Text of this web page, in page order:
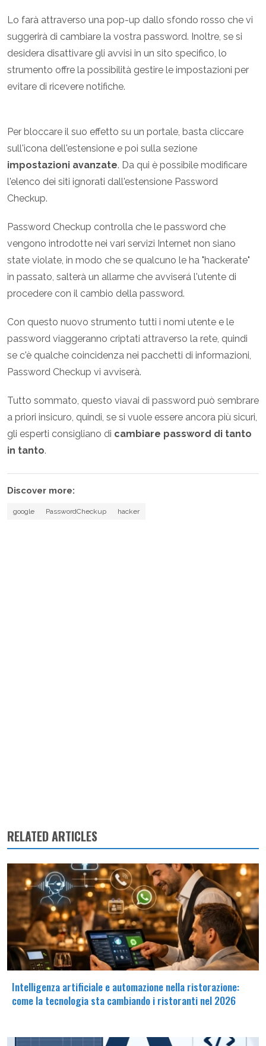
Lo farà attraverso una pop-up dallo sfondo rosso che vi
suggerirà di cambiare la vostra password. Inoltre, se si
desidera disattivare gli avvisi in un sito specifico, lo
strumento offre la possibilità gestire le impostazioni per
evitare di ricevere notifiche.
Per bloccare il suo effetto su un portale, basta cliccare
sull'icona dell'estensione e poi sulla sezione
impostazioni avanzate. Da qui è possibile modificare
l'elenco dei siti ignorati dall'estensione Password
Checkup.
Password Checkup controlla che le password che
vengono introdotte nei vari servizi Internet non siano
state violate, in modo che se qualcuno le ha "hackerate"
in passato, salterà un allarme che avviserá l'utente di
procedere con il cambio della password.
Con questo nuovo strumento tutti i nomi utente e le
password viaggeranno criptati attraverso la rete, quindi
se c'è qualche coincidenza nei pacchetti di informazioni,
Password Checkup vi avviserà.
Tutto sommato, questo viavai di password può sembrare
a priori insicuro, quindi, se si vuole essere ancora più sicuri,
gli esperti consigliano di cambiare password di tanto
in tanto.
Discover more:
google PasswordCheckup hacker
RELATED ARTICLES
Intelligenza artificiale e automazione nella ristorazione:
come la tecnologia sta cambiando i ristoranti nel 2026